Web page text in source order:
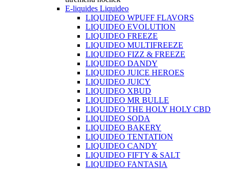
E-liquides Liquideo
LIQUIDEO WPUFF FLAVORS
LIQUIDEO EVOLUTION
LIQUIDEO FREEZE
LIQUIDEO MULTIFREEZE
LIQUIDEO FIZZ & FREEZE
LIQUIDEO DANDY
LIQUIDEO JUICE HEROES
LIQUIDEO JUICY
LIQUIDEO XBUD
LIQUIDEO MR BULLE
LIQUIDEO THE HOLY HOLY CBD
LIQUIDEO SODA
LIQUIDEO BAKERY
LIQUIDEO TENTATION
LIQUIDEO CANDY
LIQUIDEO FIFTY & SALT
LIQUIDEO FANTASIA